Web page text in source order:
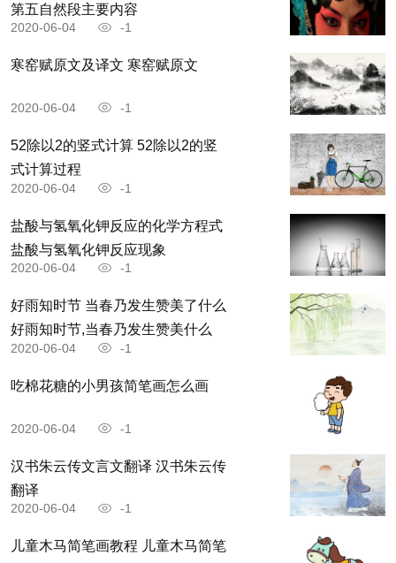
欺，听由天地循环，周而复始焉。
《寒窑赋》译文
天上有预测不到的风云变幻，人也会有早晚遇
到的灾祸与喜事。蜈蚣有上百只足，但却不如蛇行
走得好。家鸡翅膀虽然很大，却不能像鸟一样飞
行。马虽然能行走千里之遥，但没有人驾驭也不能
自己到达目的地。人有远大的理想，但缺乏机遇就
不能实现。
人们常说：人生在世，富贵不能淫，贫贱不能
移。孔子的文章写得超过世人却被围困于陈国。拥
有文韬武略的姜子牙也曾在渭水垂钓等待机会。孔
子的学生颜回虽然早亡，但绝非凶恶的人。盗跖虽
然活得长，却不是善良人。尧、舜虽然英明，却生
下不肖的儿子。
舜的父亲瞽叟顽固愚蠢，反而生下舜这样的大
孝子。张良原来只是普通百姓，萧何也只是县吏。
第五自然段主要内容
2020-06-04 -1
寒窑赋原文及译文 寒窑赋原文
2020-06-04 -1
52除以2的竖式计算 52除以2的竖
式计算过程
2020-06-04 -1
盐酸与氢氧化钾反应的化学方程式
盐酸与氢氧化钾反应现象
2020-06-04 -1
好雨知时节 当春乃发生赞美了什么
好雨知时节,当春乃发生赞美什么
2020-06-04 -1
吃棉花糖的小男孩简笔画怎么画
2020-06-04 -1
汉书朱云传文言文翻译 汉书朱云传
翻译
2020-06-04 -1
儿童木马简笔画教程 儿童木马简笔